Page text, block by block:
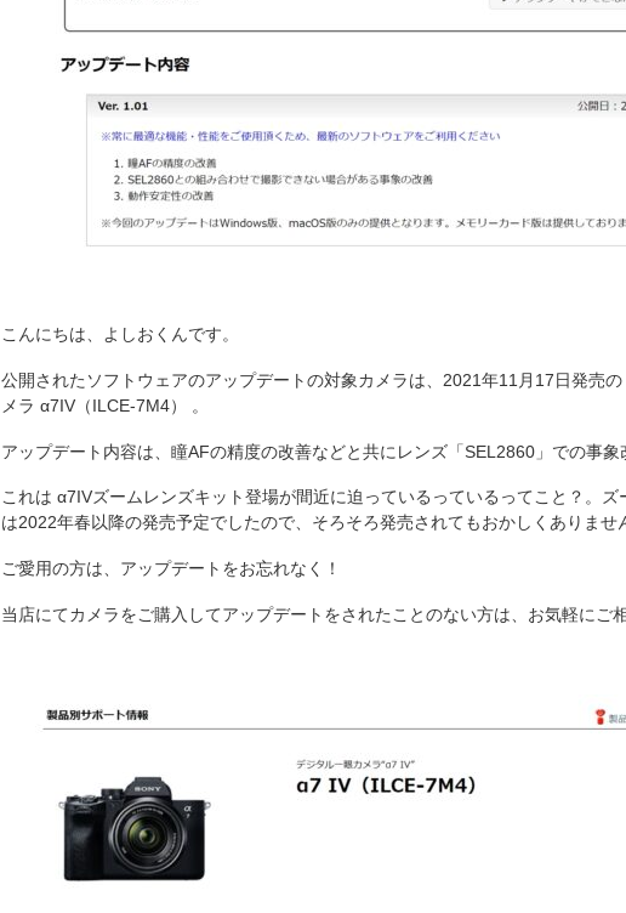
こんにちは、よしおくんです。
公開されたソフトウェアのアップデートの対象カメラは、2021年11月17日発売の
メラ α7IV（ILCE-7M4） 。
アップデート内容は、瞳AFの精度の改善などと共にレンズ「SEL2860」での事象
これは α7IVズームレンズキット登場が間近に迫っているっているってこと？。ズ
は2022年春以降の発売予定でしたので、そろそろ発売されてもおかしくありませ
ご愛用の方は、アップデートをお忘れなく！
当店にてカメラをご購入してアップデートをされたことのない方は、お気軽にご